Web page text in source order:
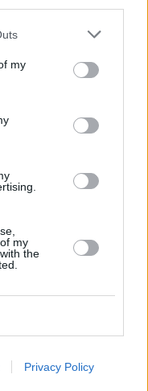
my
my
the
Privacy Policy
υποστηρίζει
οι υπόλοιποι
στη Βουλή
2,3 ομιλητές;